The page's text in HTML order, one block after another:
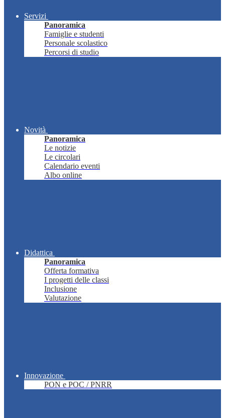
Servizi
Panoramica
Famiglie e studenti
Personale scolastico
Percorsi di studio
Novità
Panoramica
Le notizie
Le circolari
Calendario eventi
Albo online
Didattica
Panoramica
Offerta formativa
I progetti delle classi
Inclusione
Valutazione
Innovazione
PON e POC / PNRR